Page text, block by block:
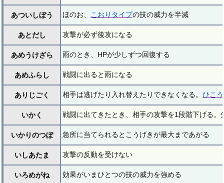
あついしぼう ほのお、 こおりタイプの技の威力を半減
あとだし 攻撃が必ず後攻になる
あめうけざら 雨のとき、HPが少しずつ回復する
あめふらし 戦闘に出ると雨になる
ありじごく 相手は逃げたり入れ替えたりできなくなる。 ひこ
いかく 戦闘に出てきたとき、相手の攻撃を1段階下げる
いかりのつぼ 急所に当てられるとこうげきが最大まであがる
いしあたま 攻撃の反動を受けない
いろめがね 効果がいまひとつの技の威力を強める